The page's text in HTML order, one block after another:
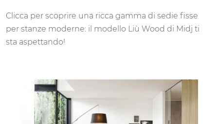
Clicca per scoprire una ricca gamma di sedie fisse
per stanze moderne: il modello Liù Wood di Midj ti
sta aspettando!